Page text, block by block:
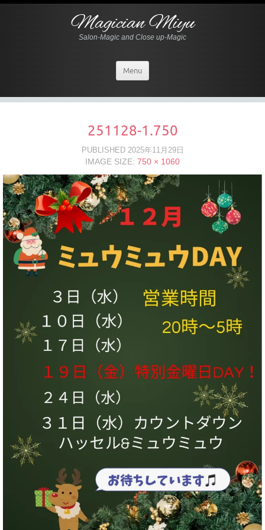
Magician Miyu
Salon-Magic and Close up-Magic
Menu
251128-1.750
PUBLISHED 2025年11月29日
IMAGE SIZE: 750 × 1060